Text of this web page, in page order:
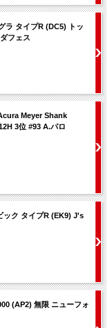
ラ タイプR (DC5) トッ
フェス
Meyer Shank
3位 #93 A.パロ
ック タイプR (EK9) J's
(AP2) 無限 ニューフォ